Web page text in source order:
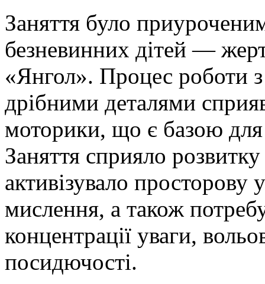
Заняття було
безневинних дітей —
«Янгол». Процес роботи
дрібними деталями
моторики, що є базою для
Заняття сприяло
активізувало просторову
мислення, а також
концентрації уваги,
посидючості.